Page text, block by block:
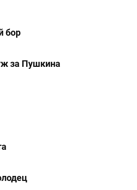
бор
за Пушкина